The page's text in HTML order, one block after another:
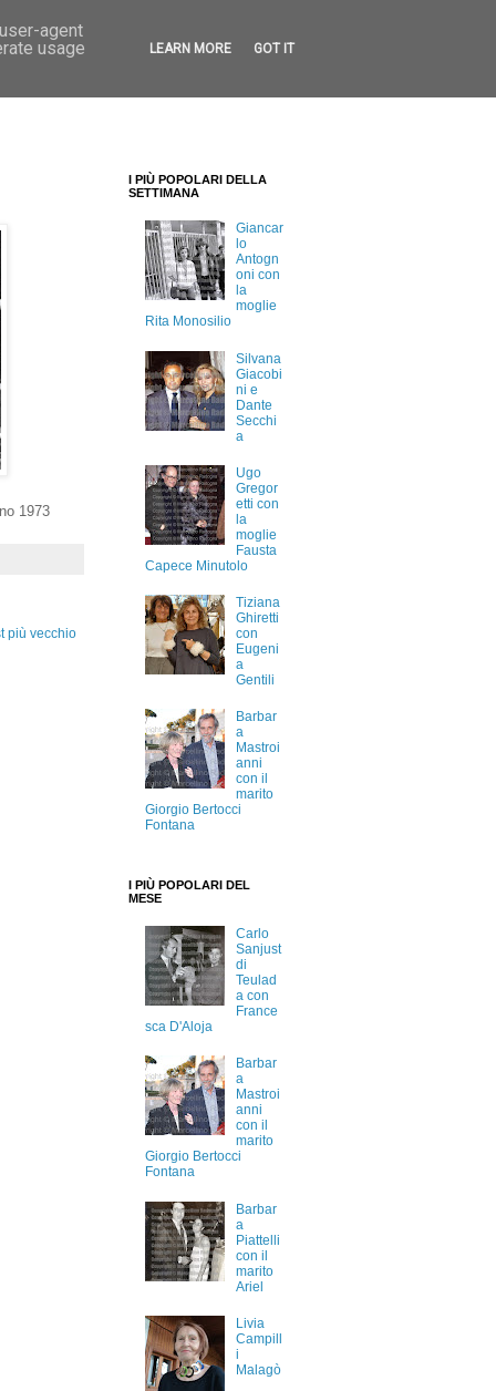
1973
più vecchio
I PIÙ POPOLARI DELLA
SETTIMANA
Giancar
lo
Antogn
oni con
la
moglie
Rita Monosilio
Silvana
Giacobi
ni e
Dante
Secchi
a
Ugo
Gregor
etti con
la
moglie
Fausta
Capece Minutolo
Tiziana
Ghiretti
con
Eugeni
a
Gentili
Barbar
a
Mastroi
anni
con il
marito
Giorgio Bertocci
Fontana
I PIÙ POPOLARI DEL
MESE
Carlo
Sanjust
di
Teulad
a con
France
sca D'Aloja
Barbar
a
Mastroi
anni
con il
marito
Giorgio Bertocci
Fontana
Barbar
a
Piattelli
con il
marito
Ariel
Livia
Campill
i
Malagò
agent
usage
LEARN MORE GOT IT